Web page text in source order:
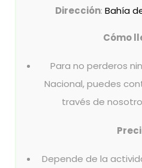
Dirección: Bahía
Cómo
Para no perderos
Nacional, puedes
través de
Depende de la